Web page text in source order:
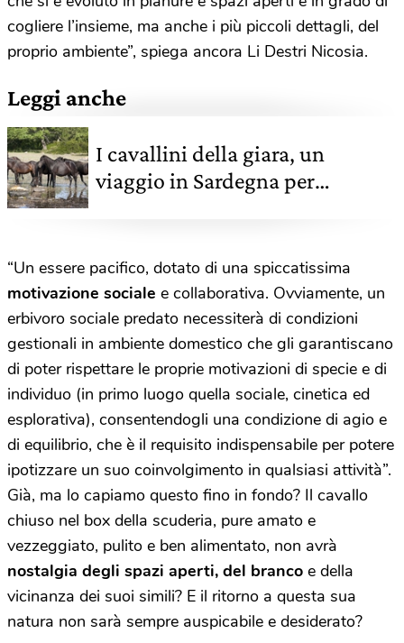
cogliere l’insieme, ma anche i più piccoli dettagli, del
proprio ambiente”, spiega ancora Li Destri Nicosia.
Leggi anche
I cavallini della giara, un
viaggio in Sardegna per
“Un essere pacifico, dotato di una spiccatissima
motivazione sociale e collaborativa. Ovviamente, un
erbivoro sociale predato necessiterà di condizioni
gestionali in ambiente domestico che gli garantiscano
di poter rispettare le proprie motivazioni di specie e di
individuo (in primo luogo quella sociale, cinetica ed
esplorativa), consentendogli una condizione di agio e
di equilibrio, che è il requisito indispensabile per potere
ipotizzare un suo coinvolgimento in qualsiasi attività”.
Già, ma lo capiamo questo fino in fondo? Il cavallo
chiuso nel box della scuderia, pure amato e
vezzeggiato, pulito e ben alimentato, non avrà
nostalgia degli spazi aperti, del branco e della
vicinanza dei suoi simili? E il ritorno a questa sua
natura non sarà sempre auspicabile e desiderato?